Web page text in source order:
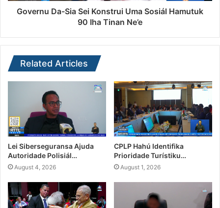
Governu Da-Sia Sei Konstrui Uma Sosiál Hamutuk
90 Iha Tinan Ne’e
Related Articles
Lei Siberseguransa Ajuda
Autoridade Polisiál…
August 4, 2026
CPLP Hahú Identifika
Prioridade Turístiku…
August 1, 2026